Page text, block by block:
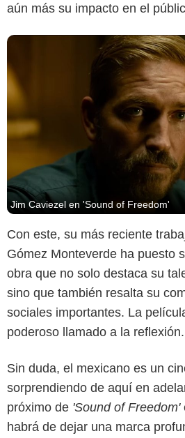
aún más su impacto en el
Jim Caviezel en 'Sound of Freedom'
Con este, su más reciente
Gómez Monteverde ha puesto
obra que no solo destaca su
sino que también resalta su
sociales importantes. La
poderoso llamado a la reflexión.
Sin duda, el mexicano es un
sorprendiendo de aquí en
próximo de 'Sound of Freedom'
habrá de dejar una marca